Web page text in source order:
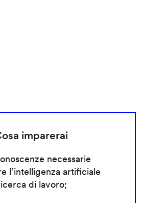
imparerai
necessarie
l’intelligenza artificiale
di lavoro;